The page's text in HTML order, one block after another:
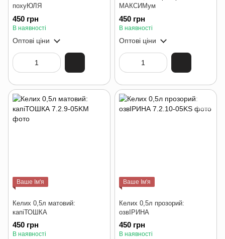
похуЮЛЯ
450 грн
В наявності
Оптові ціни
МАКСИМум
450 грн
В наявності
Оптові ціни
Ваше Ім'я
Келих 0,5л матовий:
капіТОШКА
450 грн
В наявності
Ваше Ім'я
Келих 0,5л прозорий:
озвІРИНА
450 грн
В наявності